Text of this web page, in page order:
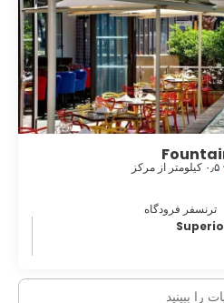
به چهار نفر از برندگان جایزه صلح
تاون برخی از بهترین سواحل آفریقا
تمیز و سفید ساحلی مخصوص کیپ
برای همه است، آفتاب، سواحل،
غذاهای خوب، شراب عالی و مناظر
مرکز
ترنسفر فرودگاه
را ببینید